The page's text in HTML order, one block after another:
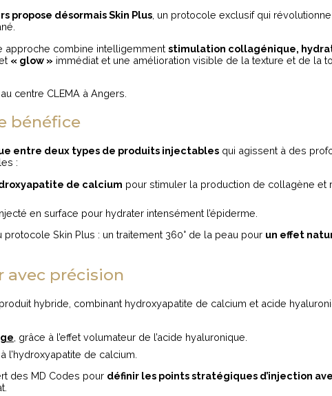
propose désormais Skin Plus , un protocole exclusif qui
approche combine intelligemment stimulation collagénique,
« glow » immédiat et une amélioration visible de la texture et de la
centre CLEMA à Angers.
bénéfice
entre deux types de produits injectables qui agissent à des
:
de calcium pour stimuler la production de collagène et
injecté en surface pour hydrater intensément l’épiderme.
Skin Plus : un traitement 360° de la peau pour un effet
avec précision
hybride, combinant hydroxyapatite de calcium et acide
, grâce à l’effet volumateur de l’acide hyaluronique.
de calcium.
des MD Codes pour définir les points stratégiques d’injection